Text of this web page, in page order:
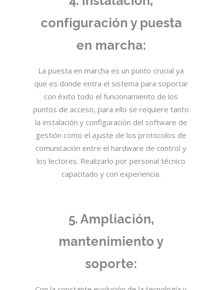
configuración y puesta
en marcha:
La puesta en marcha es un punto crucial ya
que es donde entra el sistema para soportar
con éxito todo el funcionamiento de los
puntos de acceso, para ello se requiere tanto
la instalación y configuración del software de
gestión como el ajuste de los protocolos de
comunicación entre el hardware de control y
los lectores. Realizarlo por personal técnico
capacitado y con experiencia.
5. Ampliación,
mantenimiento y
soporte: